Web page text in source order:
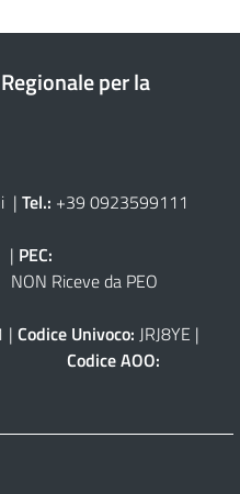
per la
| Tel.: +39 0923599111
PEC:
NON Riceve da PEO
| Codice Univoco: JRJ8YE |
Codice AOO: